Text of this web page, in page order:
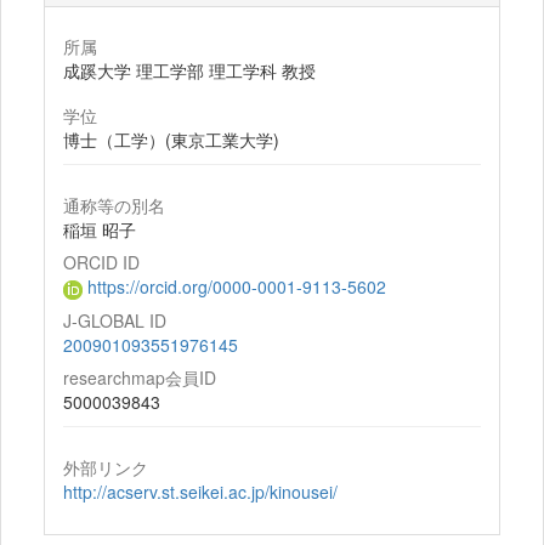
所属
成蹊大学 理工学部 理工学科 教授
学位
博士（工学）(東京工業大学)
通称等の別名
稲垣 昭子
ORCID ID
https://orcid.org/0000-0001-9113-5602
J-GLOBAL ID
200901093551976145
researchmap会員ID
5000039843
外部リンク
http://acserv.st.seikei.ac.jp/kinousei/